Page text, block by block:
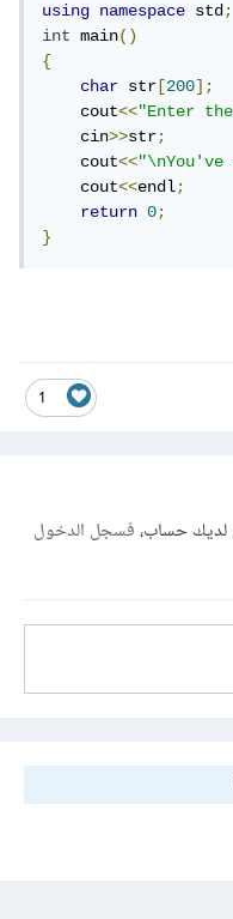
using
namespace std;
int main()
{
char str [200];
    cout
<<"Enter
    cin
>>str;
    cout
<<
    cout
<<endl;
return
0;
}
1
لديك حساب،فسجل الدخول